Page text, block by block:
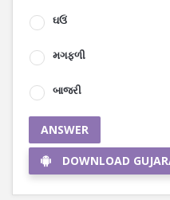
ઘઉં
મગફળી
બાજરી
ANSWER
DOWNLOAD